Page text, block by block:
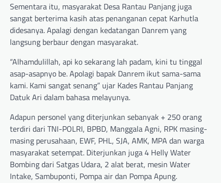
Sementara itu, masyarakat Desa Rantau Panjang juga
sangat berterima kasih atas penanganan cepat Karhutla
didesanya. Apalagi dengan kedatangan Danrem yang
langsung berbaur dengan masyarakat.
“Alhamdulillah, api ko sekarang lah padam, kini tu tinggal
asap-asapnyo be. Apolagi bapak Danrem ikut sama-sama
kami. Kami sangat senang” ujar Kades Rantau Panjang
Datuk Ari dalam bahasa melayunya.
Adapun personel yang diterjunkan sebanyak + 250 orang
terdiri dari TNI-POLRI, BPBD, Manggala Agni, RPK masing-
masing perusahaan, EWF, PHL, SJA, AMK, MPA dan warga
masyarakat setempat. Diterjunkan juga 4 Helly Water
Bombing dari Satgas Udara, 2 alat berat, mesin Water
Intake, Sambuponti, Pompa air dan Pompa Apung.